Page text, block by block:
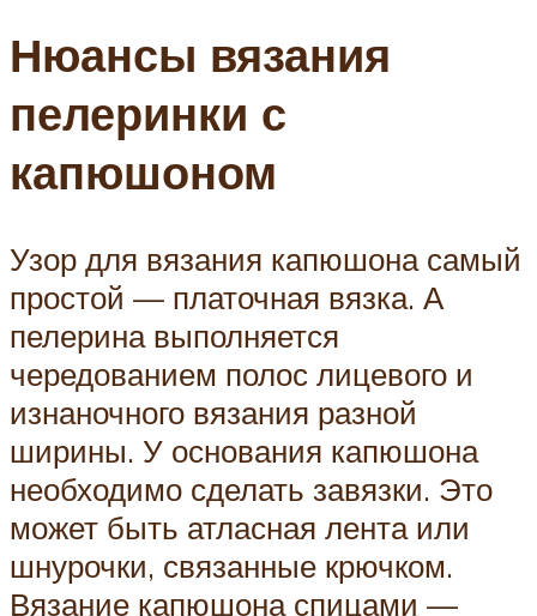
Нюансы вязания
пелеринки с
капюшоном
Узор для вязания капюшона самый
простой — платочная вязка. А
пелерина выполняется
чередованием полос лицевого и
изнаночного вязания разной
ширины. У основания капюшона
необходимо сделать завязки. Это
может быть атласная лента или
шнурочки, связанные крючком.
Вязание капюшона спицами —